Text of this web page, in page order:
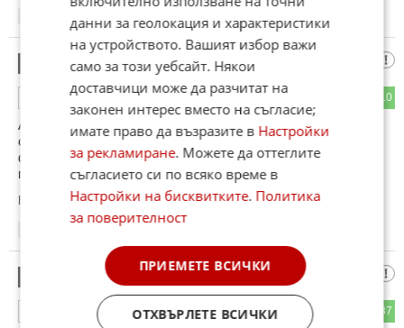
БеГемот
110
ОТГОВОР
Айде стига с това евро вече бе...щом сме в европейският
съюз ще се разплащаме с валутата му и толкуз...да не би
французите и германците да не са се отказали от къде по
престижните си валути....смешни сте вече...
Коментиран от#96
87
данни за геолокация и характеристики
на устройството. Вашият избор важи
само за този уебсайт. Някои
доставчици може да разчитат на
законен интерес вместо на съгласие;
имате право да възразите в Настройки
за рекламиране. Можете да оттеглите
съгласието си по всяко време в
Настройки на бисквитките. Политика
за поверителност
ПРИЕМЕТЕ ВСИЧКИ
ОТХВЪРЛЕТЕ ВСИЧКИ